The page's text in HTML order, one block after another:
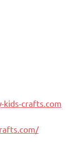
crafts.com